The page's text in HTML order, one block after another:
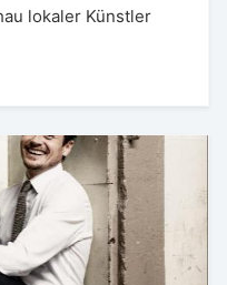
lokaler Künstler